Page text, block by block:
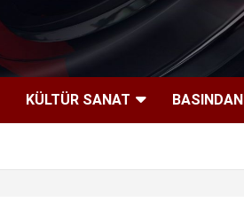
KÜLTÜR SANAT BASINDAN